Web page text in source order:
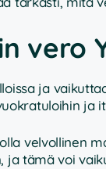
vero
ja
ja
velvollinen
tämä voi